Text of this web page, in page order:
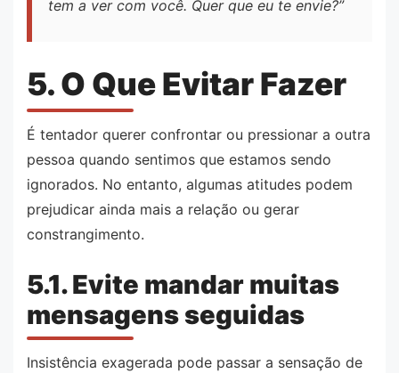
tem a ver com você. Quer que eu te envie?”
5. O Que Evitar Fazer
É tentador querer confrontar ou pressionar a outra
pessoa quando sentimos que estamos sendo
ignorados. No entanto, algumas atitudes podem
prejudicar ainda mais a relação ou gerar
constrangimento.
5.1. Evite mandar muitas
mensagens seguidas
Insistência exagerada pode passar a sensação de